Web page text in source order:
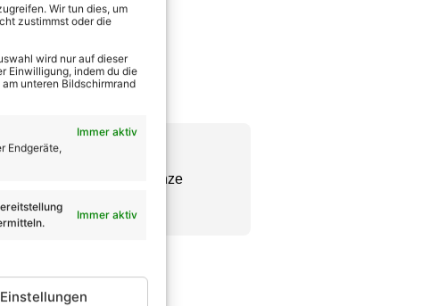
Wir tun dies, um
zustimmst oder die
wird nur auf dieser
Einwilligung, indem du die
unteren Bildschirmrand
Immer aktiv
Endgeräte,
Immer aktiv
Einstellungen
Chefredakteur seine ganze
wie er vorweisen.